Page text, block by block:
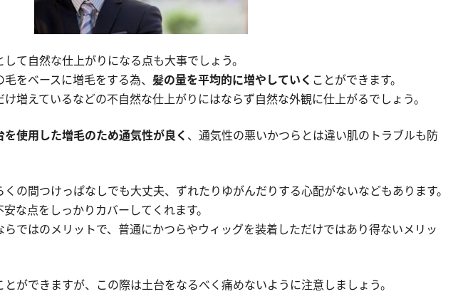
して自然な仕上がりになる点も大事でしょう。
をベースに増毛をする為、 髪の量を平均的に増やしていく ことができます。
増えているなどの不自然な仕上がりにはならず自然な外観に仕上がるでしょう。
使用した増毛のため通気性が良く 、通気性の悪いかつらとは違い肌のトラブルも防
の間つけっぱなしでも大丈夫、ずれたりゆがんだりする心配がないなどもあります。
な点をしっかりカバーしてくれます。
ではのメリットで、普通にかつらやウィッグを装着しただけではあり得ないメリッ
ができますが、この際は土台をなるべく痛めないように注意しましょう。